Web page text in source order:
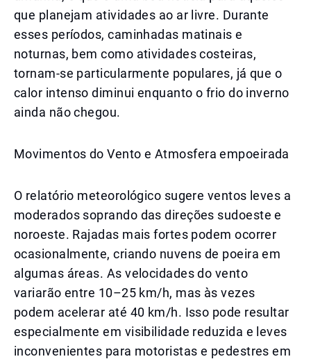
que planejam atividades ao ar livre. Durante
esses períodos, caminhadas matinais e
noturnas, bem como atividades costeiras,
tornam-se particularmente populares, já que o
calor intenso diminui enquanto o frio do inverno
ainda não chegou.
Movimentos do Vento e Atmosfera empoeirada
O relatório meteorológico sugere ventos leves a
moderados soprando das direções sudoeste e
noroeste. Rajadas mais fortes podem ocorrer
ocasionalmente, criando nuvens de poeira em
algumas áreas. As velocidades do vento
variarão entre 10–25 km/h, mas às vezes
podem acelerar até 40 km/h. Isso pode resultar
especialmente em visibilidade reduzida e leves
inconvenientes para motoristas e pedestres em